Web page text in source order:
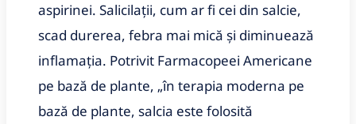
aspirinei. Salicilații, cum ar fi cei din salcie,
scad durerea, febra mai mică și diminuează
inflamația. Potrivit Farmacopeei Americane
pe bază de plante, „în terapia moderna pe
bază de plante, salcia este folosită